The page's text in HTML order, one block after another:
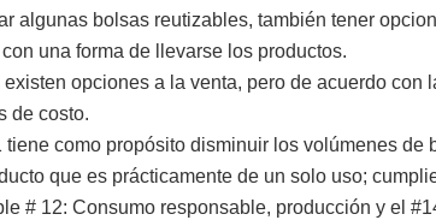
algunas bolsas reutizables, también tener
una forma de llevarse los productos.
existen opciones a la venta, pero de acuerdo
de costo.
tiene como propósito disminuir los volúmenes
que es prácticamente de un solo uso;
# 12: Consumo responsable, producción y el